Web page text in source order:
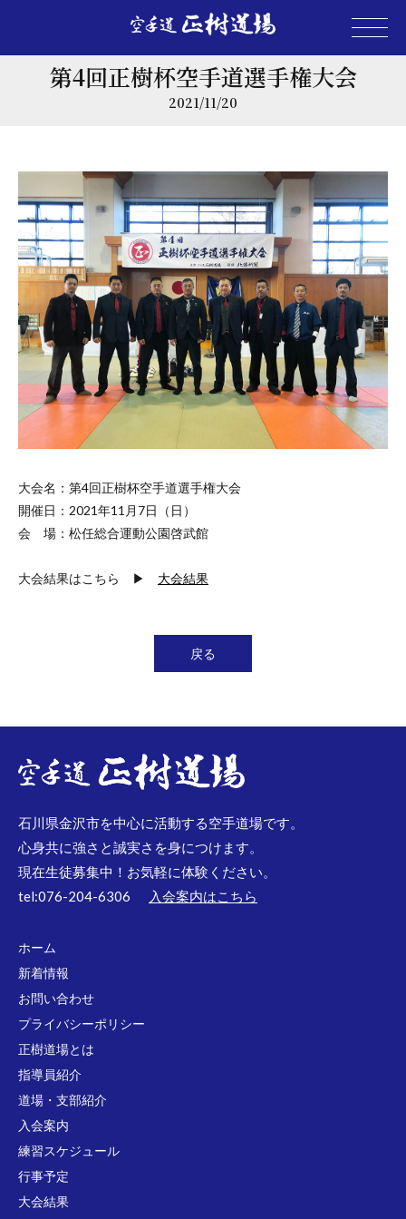
第4回正樹杯空手道選手権大会
2021/11/20
大会名：第4回正樹杯空手道選手権大会
開催日：2021年11月7日（日）
会 場：松任総合運動公園啓武館
大会結果はこちら ▶ 大会結果
戻る
石川県金沢市を中心に活動する空手道場です。
心身共に強さと誠実さを身につけます。
現在生徒募集中！お気軽に体験ください。
tel:076-204-6306
入会案内はこちら
ホーム
新着情報
お問い合わせ
プライバシーポリシー
正樹道場とは
指導員紹介
道場・支部紹介
入会案内
練習スケジュール
行事予定
大会結果